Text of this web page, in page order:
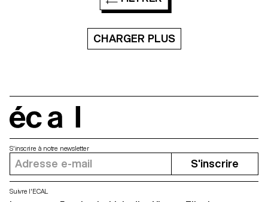
ok Génial.
CHARGER PLUS
S'inscrire à notre newsletter
S'inscrire
Suivre l'ECAL